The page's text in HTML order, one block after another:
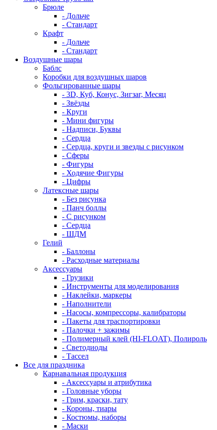
Брюле
- Дольче
- Стандарт
Крафт
- Дольче
- Стандарт
Воздушные шары
Баблс
Коробки для воздушных шаров
Фольгированные шары
- 3D, Куб, Конус, Зигзаг, Месяц
- Звёзды
- Круги
- Мини фигуры
- Надписи, Буквы
- Сердца
- Сердца, круги и звезды с рисунком
- Сферы
- Фигуры
- Ходячие Фигуры
- Цифры
Латексные шары
- Без рисунка
- Панч боллы
- С рисунком
- Сердца
- ШДМ
Гелий
- Баллоны
- Расходные материалы
Аксессуары
- Грузики
- Инструменты для моделирования
- Наклейки, маркеры
- Наполнители
- Насосы, компрессоры, калибраторы
- Пакеты для траспортировки
- Палочки + зажимы
- Полимерный клей (HI-FLOAT), Полироль
- Светодиоды
- Тассел
Все для праздника
Карнавальная продукция
- Аксессуары и атрибутика
- Головные уборы
- Грим, краски, тату
- Короны, тиары
- Костюмы, наборы
- Маски